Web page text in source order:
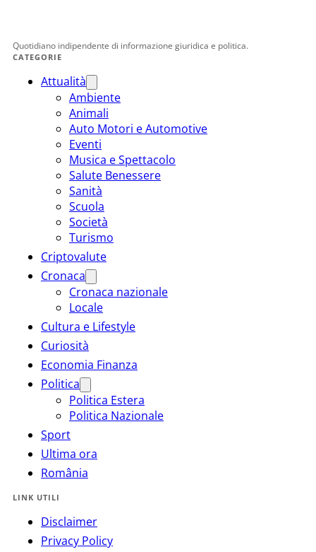
Quotidiano indipendente di informazione giuridica e politica.
CATEGORIE
Attualità
Ambiente
Animali
Auto Motori e Automotive
Eventi
Musica e Spettacolo
Salute Benessere
Sanità
Scuola
Società
Turismo
Criptovalute
Cronaca
Cronaca nazionale
Locale
Cultura e Lifestyle
Curiosità
Economia Finanza
Politica
Politica Estera
Politica Nazionale
Sport
Ultima ora
România
LINK UTILI
Disclaimer
Privacy Policy